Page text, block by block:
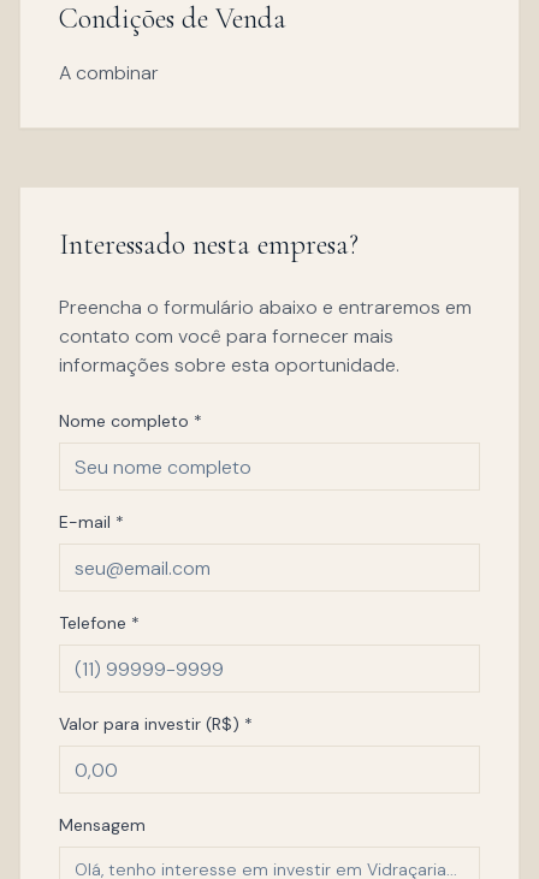
Condições de Venda
A combinar
Interessado nesta empresa?
Preencha o formulário abaixo e entraremos em
contato com você para fornecer mais
informações sobre esta oportunidade.
Nome completo *
E-mail *
Telefone *
Valor para investir (R$) *
Mensagem